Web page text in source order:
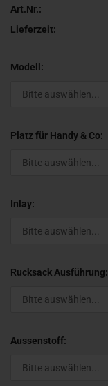
Art.Nr.:
Lieferzeit:
Modell:
Platz für Handy & Co:
Inlay:
Rucksack Ausführung:
Aussenstoff: